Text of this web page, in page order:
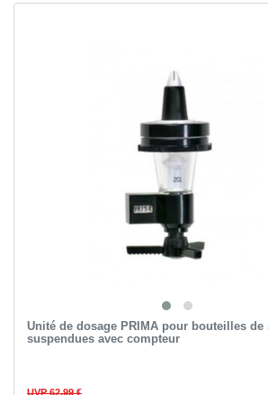
Unité de dosage PRIMA pour bouteilles
suspendues avec compteur
UVP 62,99 €